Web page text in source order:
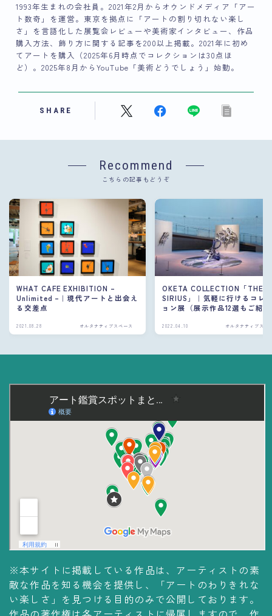
1993年生まれの会社員。2021年2月からオウンドメディア「アー
ト数奇」を運営。東京を拠点に「アートの割り切れない楽し
さ」を言語化した展覧会レビューや美術家インタビュー、作品
購入方法、飾り方に関する記事を200以上掲載。2021年に初め
てアートを購入（2025年6月時点でコレクションは30点ほ
ど）。2025年8月からYouTube「美術どうでしょう」始動。
SHARE
Recommend
こちらの記事もどうぞ
WHAT CAFE EXHIBITION –
Unlimited –｜現代アートと出会え
る交差点
2021.08.28 オルタナティブスペース
OKETA COLLECTION「THE
SIRIUS」｜気軽に行けるコレ
ョン展（展示作品12選もご紹
2022.04.10 オルタナティブスペ
※本サイトに掲載している作品は、アーティストの素
敵な作品を知る機会を提供し、「アートのわりきれな
い楽しさ」を見つける目的のみで公開しております。